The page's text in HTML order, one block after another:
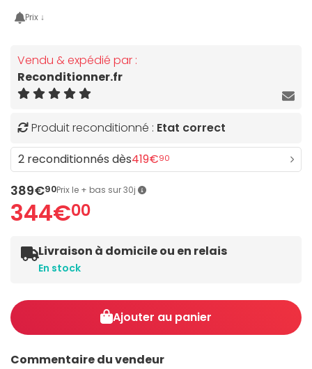
Prix ↓
Vendu & expédié par :
Reconditionner.fr
Produit reconditionné : Etat correct
2 reconditionnés dès419€90
389€90Prix le + bas sur 30j
344€00
Livraison à domicile ou en relais
En stock
Ajouter au panier
Commentaire du vendeur